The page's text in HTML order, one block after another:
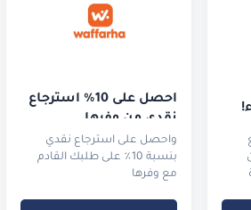
احصل على 10٪ استرجاع
نقدي من وفرها
واحصل على استرجاع نقدي
بنسبة 10٪ على طلبك القادم
مع وفرها